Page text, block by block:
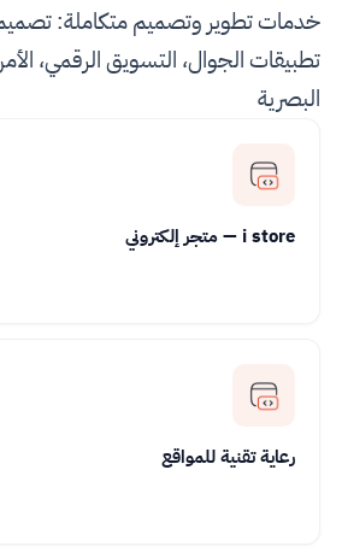
خدمات تطوير وتصميم متكاملة: تصميم
تطبيقات الجوال، التسويق الرقمي،
البصرية
i store — متجر إلكتروني
رعاية تقنية للمواقع